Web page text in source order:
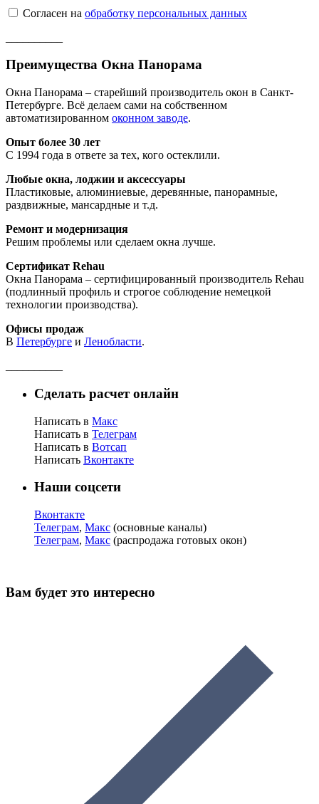
Согласен на обработку персональных данных
Преимущества Окна Панорама
Окна Панорама – старейший производитель окон в Санкт-
Петербурге. Всё делаем сами на собственном
автоматизированном оконном заводе.
Опыт более 30 лет
С 1994 года в ответе за тех, кого остеклили.
Любые окна, лоджии и аксессуары
Пластиковые, алюминиевые, деревянные, панорамные,
раздвижные, мансардные и т.д.
Ремонт и модернизация
Решим проблемы или сделаем окна лучше.
Сертификат Rehau
Окна Панорама – сертифицированный производитель Rehau
(подлинный профиль и строгое соблюдение немецкой
технологии производства).
Офисы продаж
В Петербурге и Ленобласти.
Сделать расчет онлайн
Написать в Макс
Написать в Телеграм
Написать в Вотсап
Написать Вконтакте
Наши соцсети
Вконтакте
Телеграм, Макс (основные каналы)
Телеграм, Макс (распродажа готовых окон)
Вам будет это интересно